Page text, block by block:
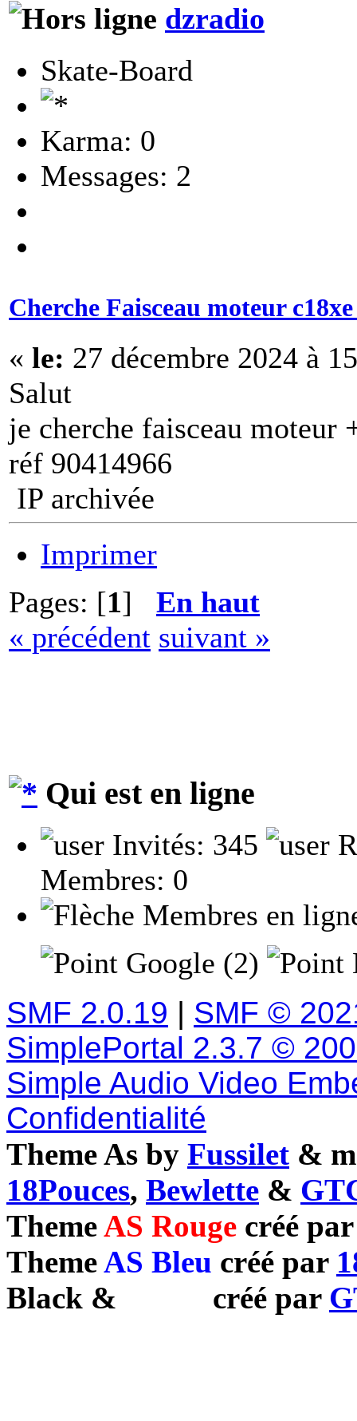
dzradio
Skate-Board
Karma: 0
Messages: 2
Cherche Faisceau moteur
« le: 27 décembre 2024 à
Salut
je cherche faisceau moteur
réf 90414966
IP archivée
Imprimer
Pages: [1] En haut
« précédent suivant »
Qui est en ligne
Invités: 345
Membres: 0
Membres en
Google (2)
SMF 2.0.19 | SMF ©
SimplePortal 2.3.7 ©
Simple Audio Video
Confidentialité
Theme As by Fussilet &
18Pouces, Bewlette &
ThemeAS Rouge créé
ThemeAS Bleu créé par
Black & créé par